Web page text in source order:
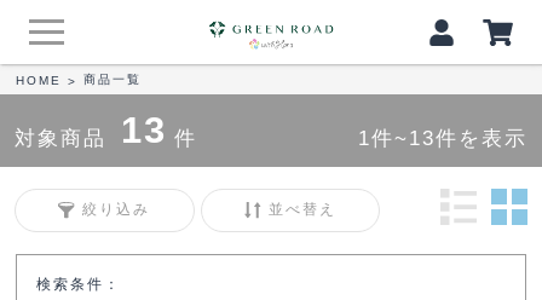
HOME > 商品一覧
対象商品 13 件 1件~13件を表示
絞り込み 並べ替え
検索条件：